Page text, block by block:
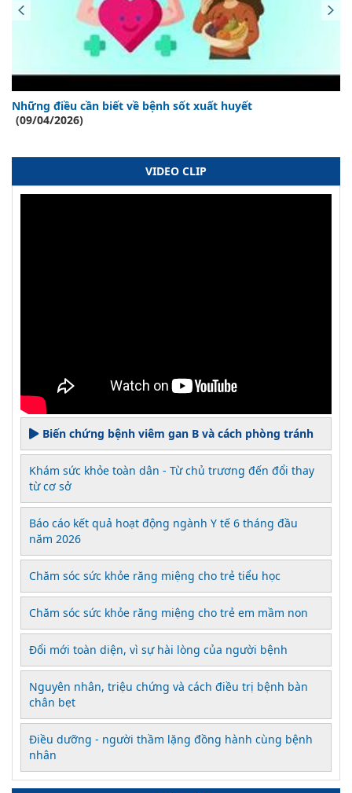
Những điều cần biết về bệnh sốt xuất huyết
(09/04/2026)
VIDEO CLIP
Biến chứng bệnh viêm gan B và cách phòng tránh
Khám sức khỏe toàn dân - Từ chủ trương đến đổi thay
từ cơ sở
Báo cáo kết quả hoạt động ngành Y tế 6 tháng đầu
năm 2026
Chăm sóc sức khỏe răng miệng cho trẻ tiểu học
Chăm sóc sức khỏe răng miệng cho trẻ em mầm non
Đổi mới toàn diện, vì sự hài lòng của người bệnh
Nguyên nhân, triệu chứng và cách điều trị bệnh bàn
chân bẹt
Điều dưỡng - người thầm lặng đồng hành cùng bệnh
nhân